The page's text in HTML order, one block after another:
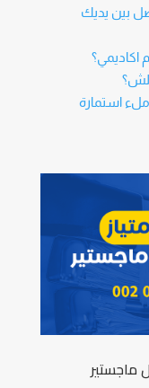
بين يديك
استمارة
ماجستير